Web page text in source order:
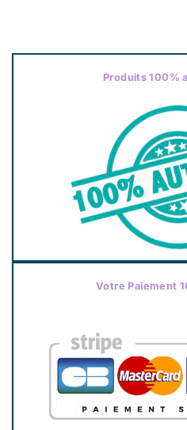
Produits 100%
Votre Paiement